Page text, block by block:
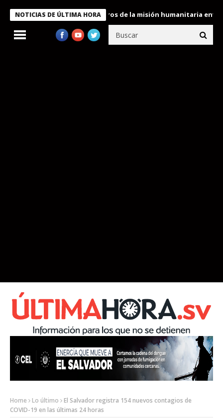
NOTICIAS DE ÚLTIMA HORA
condecora a miembros de la misión humanitaria enviada a
Home Lo último
El Salvador registra 154 nuevos contagios de
COVID-19 en las últimas 24 horas